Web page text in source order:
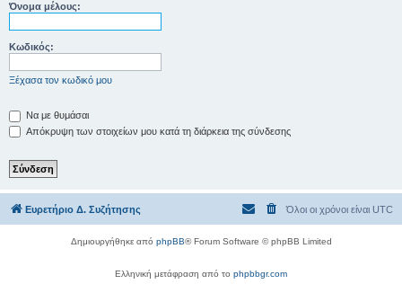
Όνομα μέλους:
Κωδικός:
Ξέχασα τον κωδικό μου
Να με θυμάσαι
Απόκρυψη των στοιχείων μου κατά τη διάρκεια της σύνδεσης
Ευρετήριο Δ. Συζήτησης Όλοι οι χρόνοι είναι UTC
Δημιουργήθηκε από phpBB® Forum Software © phpBB Limited
Ελληνική μετάφραση από το phpbbgr.com